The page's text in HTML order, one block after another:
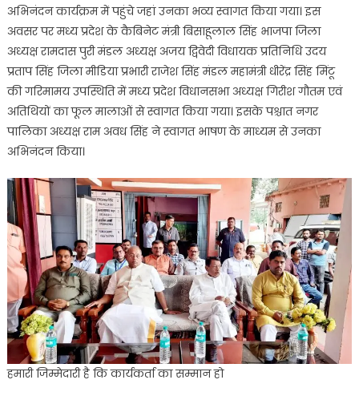
अभिनंदन कार्यक्रम में पहुंचे जहां उनका भव्य स्वागत किया गया। इस
अवसर पर मध्य प्रदेश के कैबिनेट मंत्री बिसाहूलाल सिंह भाजपा जिला
अध्यक्ष रामदास पुरी मंडल अध्यक्ष अजय द्विवेदी विधायक प्रतिनिधि उदय
प्रताप सिंह जिला मीडिया प्रभारी राजेश सिंह मंडल महामंत्री धीरेंद्र सिंह मिंटू
की गरिमामय उपस्थिति में मध्य प्रदेश विधानसभा अध्यक्ष गिरीश गौतम एवं
अतिथियों का फूल मालाओं से स्वागत किया गया। इसके पश्चात नगर
पालिका अध्यक्ष राम अवध सिंह ने स्वागत भाषण के माध्यम से उनका
अभिनंदन किया।
हमारी जिम्मेदारी है कि कार्यकर्ता का सम्मान हो